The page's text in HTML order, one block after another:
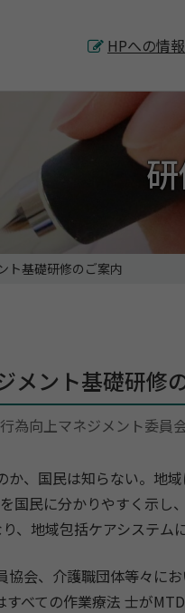
HPへの情
ト基礎研修のご案内
メント基礎研修
為向上マネジメント委員
、国民は知らない。地
国民に分かりやすく示
、地域包括ケアシステム
協会、介護職団体等々に
べての作業療法 士が